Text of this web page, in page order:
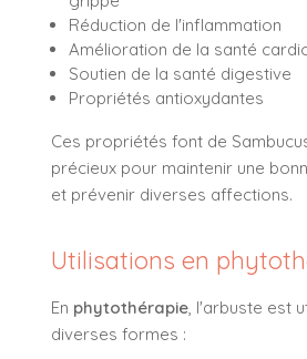
Réduction de l'inflammation
Amélioration de la santé
Soutien de la santé digestive
Propriétés antioxydantes
Ces propriétés font de
précieux pour maintenir une
et prévenir diverses affections.
Utilisations en
En phytothérapie, l'arbuste est
diverses formes :